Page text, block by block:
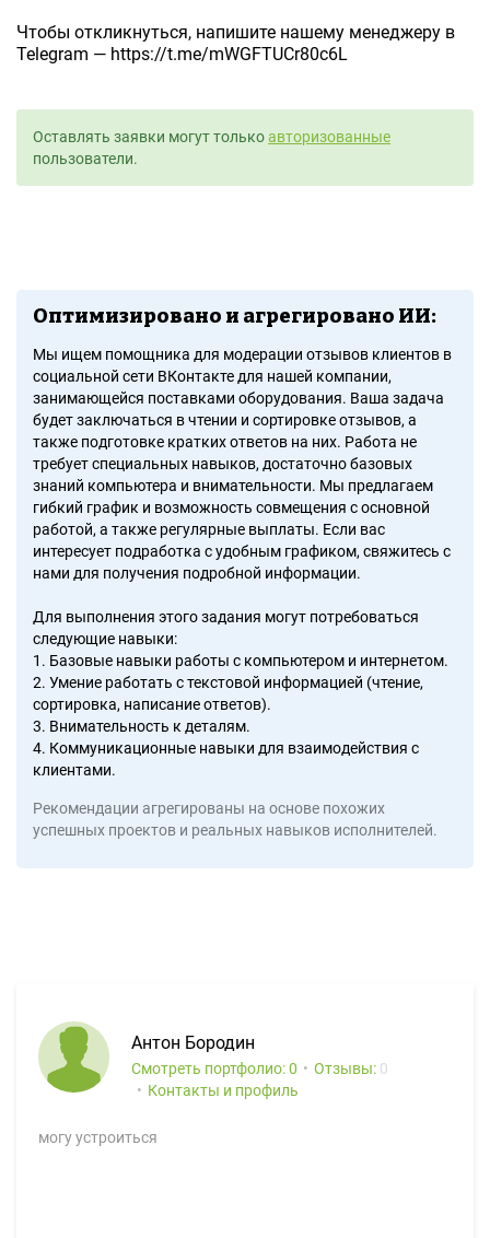
Чтобы откликнуться, напишите нашему менеджеру в
Telegram — https://t.me/mWGFTUCr80c6L
Оставлять заявки могут толькоавторизованные
пользователи.
Оптимизировано и агрегировано ИИ:
Мы ищем помощника для модерации отзывов клиентов в
социальной сети ВКонтакте для нашей компании,
занимающейся поставками оборудования. Ваша задача
будет заключаться в чтении и сортировке отзывов, а
также подготовке кратких ответов на них. Работа не
требует специальных навыков, достаточно базовых
знаний компьютера и внимательности. Мы предлагаем
гибкий график и возможность совмещения с основной
работой, а также регулярные выплаты. Если вас
интересует подработка с удобным графиком, свяжитесь с
нами для получения подробной информации.
Для выполнения этого задания могут потребоваться
следующие навыки:
1. Базовые навыки работы с компьютером и интернетом.
2. Умение работать с текстовой информацией (чтение,
сортировка, написание ответов).
3. Внимательность к деталям.
4. Коммуникационные навыки для взаимодействия с
клиентами.
Рекомендации агрегированы на основе похожих
успешных проектов и реальных навыков исполнителей.
Антон Бородин
Смотреть портфолио: 0 Отзывы: 0
Контакты и профиль
могу устроиться